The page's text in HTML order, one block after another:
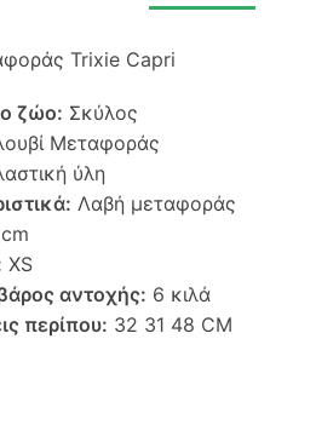
Trixie Capri
ζώο: Σκύλος
Μεταφοράς
ύλη
Λαβή μεταφοράς
XS
αντοχής: 6 κιλά
περίπου: 32 31 48 CM